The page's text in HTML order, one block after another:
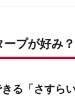
プが好み？
る「さすらい